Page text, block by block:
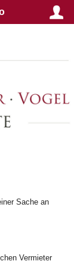
Sache an
Vermieter